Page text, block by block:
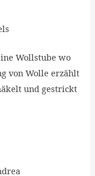
Wollstube wo
von Wolle erzählt
und gestrickt